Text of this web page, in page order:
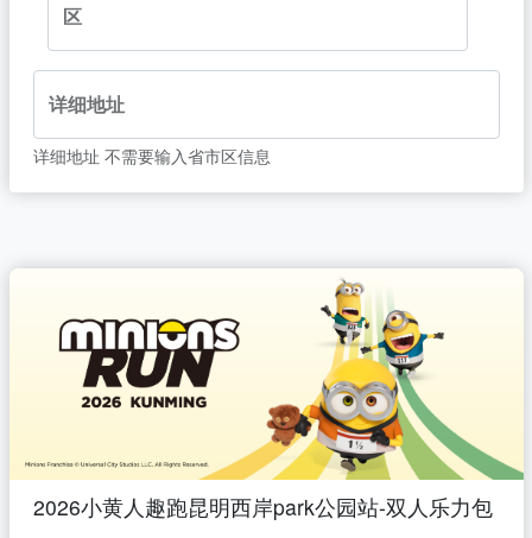
区
详细地址
详细地址 不需要输入省市区信息
2026小黄人趣跑昆明西岸park公园站-双人乐力包